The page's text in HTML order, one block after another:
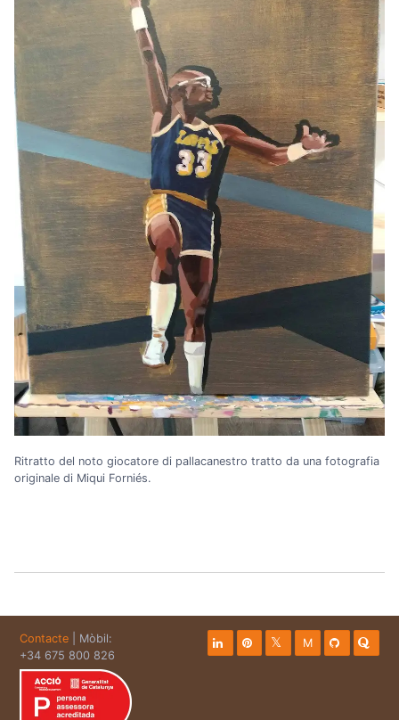
Ritratto del noto giocatore di pallacanestro tratto da una fotografia
originale di Miqui Forniés.
Contacte | Mòbil:
+34 675 800 826
M